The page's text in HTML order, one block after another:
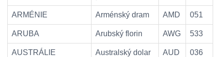
ARMÉNIE Arménský dram AMD 051
ARUBA Arubský florin AWG 533
AUSTRÁLIE Australský dolar AUD 036